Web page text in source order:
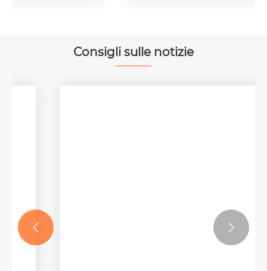
Consigli sulle notizie
 